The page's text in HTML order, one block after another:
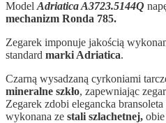
Model Adriatica A3723.5144Q
mechanizm Ronda 785.
Zegarek imponuje jakością
standard marki Adriatica.
Czarną wysadzaną cyrkoniami
mineralne szkło, zapewniając
Zegarek zdobi elegancka bransoleta
wykonana ze stali szlachetnej,